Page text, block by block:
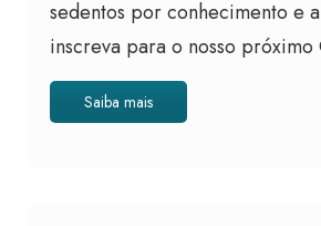
sedentos por conhecimento e
inscreva para o nosso próximo
Saiba mais